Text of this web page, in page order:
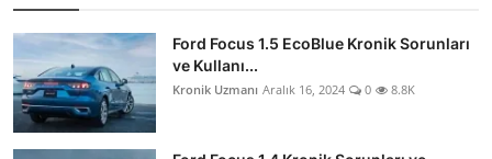
Ford Focus 1.5 EcoBlue Kronik Sorunları
ve Kullanı...
Kronik Uzmanı Aralık 16, 2024 0 8.8K